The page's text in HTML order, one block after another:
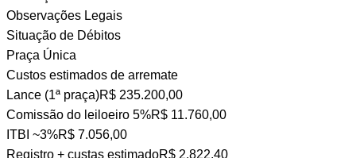
Observações Legais
Situação de Débitos
Praça Única
Custos estimados de arremate
Lance (1ª praça)R$ 235.200,00
Comissão do leiloeiro 5%R$ 11.760,00
ITBI ~3%R$ 7.056,00
Registro + custas estimadoR$ 2.822,40